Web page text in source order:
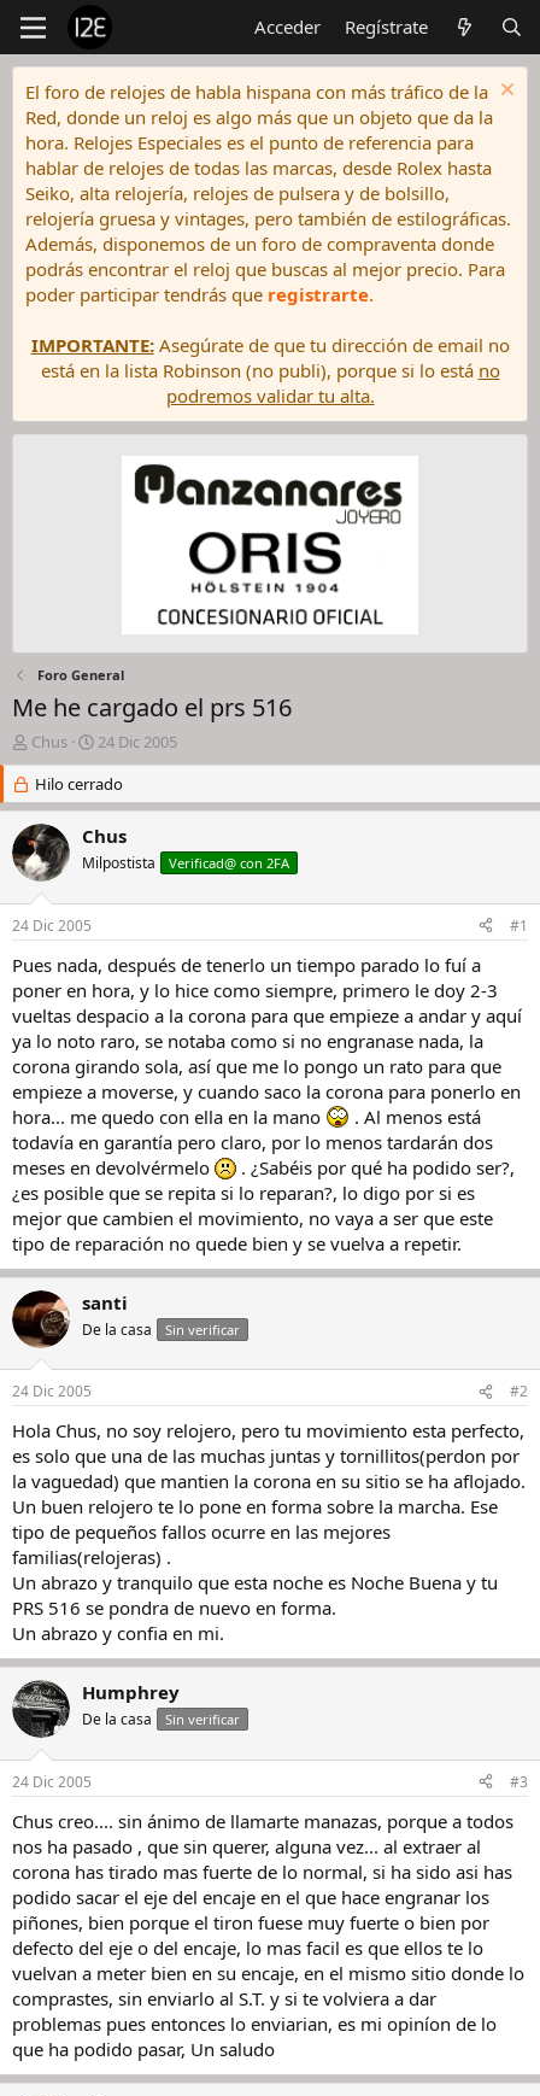
Acceder Regístrate
El foro de relojes de habla hispana con más tráfico de la
Red, donde un reloj es algo más que un objeto que da la
hora. Relojes Especiales es el punto de referencia para
hablar de relojes de todas las marcas, desde Rolex hasta
Seiko, alta relojería, relojes de pulsera y de bolsillo,
relojería gruesa y vintages, pero también de estilográficas.
Además, disponemos de un foro de compraventa donde
podrás encontrar el reloj que buscas al mejor precio. Para
poder participar tendrás que registrarte.
IMPORTANTE:Asegúrate de que tu dirección de email no
está en la lista Robinson (no publi), porque si lo está no
podremos validar tu alta.
Foro General
Me he cargado el prs 516
I
n
c
i
a
d
o
d
e
l
h
i
l
o
Chus
F
e
c
h
a
d
e
i
i
o
24 Dic 2005
Hilo cerrado
Chus
Milpostista Verificad@ con 2FA
24 Dic 2005 #1
Pues nada, después de tenerlo un tiempo parado lo fuí a
poner en hora, y lo hice como siempre, primero le doy 2-3
vueltas despacio a la corona para que empieze a andar y aquí
ya lo noto raro, se notaba como si no engranase nada, la
corona girando sola, así que me lo pongo un rato para que
empieze a moverse, y cuando saco la corona para ponerlo en
hora... me quedo con ella en la mano
. Al menos está
todavía en garantía pero claro, por lo menos tardarán dos
meses en devolvérmelo
. ¿Sabéis por qué ha podido ser?,
¿es posible que se repita si lo reparan?, lo digo por si es
mejor que cambien el movimiento, no vaya a ser que este
tipo de reparación no quede bien y se vuelva a repetir.
santi
De la casa Sin verificar
24 Dic 2005 #2
Hola Chus, no soy relojero, pero tu movimiento esta perfecto,
es solo que una de las muchas juntas y tornillitos(perdon por
la vaguedad) que mantien la corona en su sitio se ha aflojado.
Un buen relojero te lo pone en forma sobre la marcha. Ese
tipo de pequeños fallos ocurre en las mejores
familias(relojeras) .
Un abrazo y tranquilo que esta noche es Noche Buena y tu
PRS 516 se pondra de nuevo en forma.
Un abrazo y confia en mi.
Humphrey
De la casa Sin verificar
24 Dic 2005 #3
Chus creo.... sin ánimo de llamarte manazas, porque a todos
nos ha pasado , que sin querer, alguna vez... al extraer al
corona has tirado mas fuerte de lo normal, si ha sido asi has
podido sacar el eje del encaje en el que hace engranar los
piñones, bien porque el tiron fuese muy fuerte o bien por
defecto del eje o del encaje, lo mas facil es que ellos te lo
vuelvan a meter bien en su encaje, en el mismo sitio donde lo
comprastes, sin enviarlo al S.T. y si te volviera a dar
problemas pues entonces lo enviarian, es mi opiníon de lo
que ha podido pasar, Un saludo